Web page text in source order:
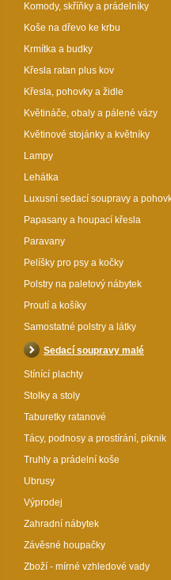
Komody, skříňky a prádelníky
Koše na dřevo ke krbu
Krmítka a budky
Křesla ratan plus kov
Křesla, pohovky a židle
Květináče, obaly a pálené vázy
Květinové stojánky a květníky
Lampy
Lehátka
Luxusní sedací soupravy a
Papasany a houpací křesla
Paravany
Pelíšky pro psy a kočky
Polstry na paletový nábytek
Proutí a košíky
Samostatné polstry a látky
Sedací soupravy malé
Stínící plachty
Stolky a stoly
Taburetky ratanové
Tácy, podnosy a prostírání, piknik
Truhly a prádelní koše
Ubrusy
Výprodej
Zahradní nábytek
Závěsné houpačky
Zboží - mírné vzhledové vady